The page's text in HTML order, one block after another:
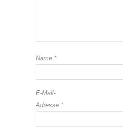
Name *
E-Mail-
Adresse *